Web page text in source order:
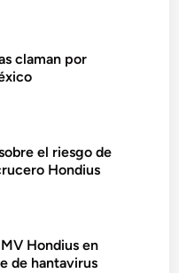
claman por
el riesgo de
Hondius
Hondius en
de hantavirus